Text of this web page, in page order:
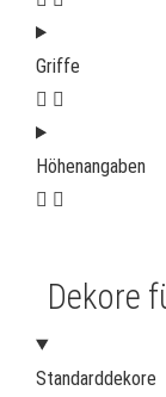
Griffe
Höhenangaben
Dekore
Standarddekore